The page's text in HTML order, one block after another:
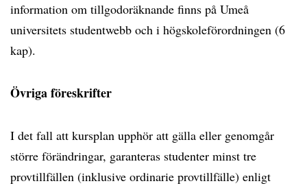
information om tillgodoräknande finns på Umeå
universitets studentwebb och i högskoleförordningen (6
kap).
Övriga föreskrifter
I det fall att kursplan upphör att gälla eller genomgår
större förändringar, garanteras studenter minst tre
provtillfällen (inklusive ordinarie provtillfälle) enligt